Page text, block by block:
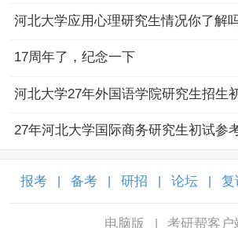
河北大学应用心理研究生情况你了解
17周年了，纪念一下
27年河北大学国际商务研究生初试参
报考 备考 研招 论坛 复
电脑版 考研帮客户